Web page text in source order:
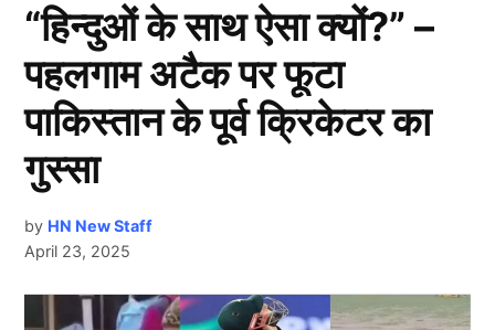
“हिन्दुओं के साथ ऐसा क्यों?” –
पहलगाम अटैक पर फूटा
पाकिस्तान के पूर्व क्रिकेटर का
गुस्सा
by HN New Staff
April 23, 2025